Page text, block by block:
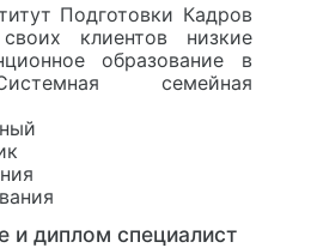
Подготовки Кадров
клиентов низкие
образование в
семейная
и диплом специалист